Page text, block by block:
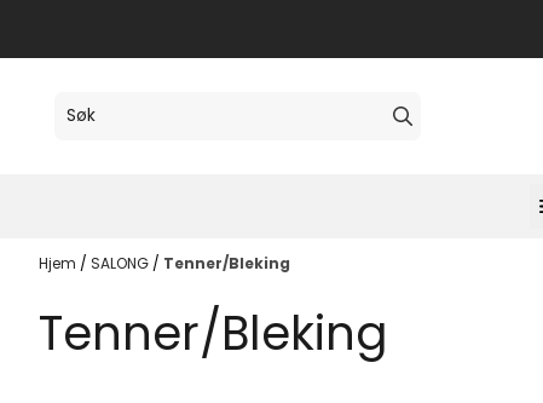
Hjem / SALONG / Tenner/Bleking
Tenner/Bleking